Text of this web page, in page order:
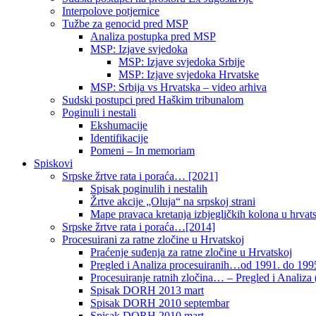
Interpolove potjernice
Tužbe za genocid pred MSP
Analiza postupka pred MSP
MSP: Izjave svjedoka
MSP: Izjave svjedoka Srbije
MSP: Izjave svjedoka Hrvatske
MSP: Srbija vs Hrvatska – video arhiva
Sudski postupci pred Haškim tribunalom
Poginuli i nestali
Ekshumacije
Identifikacije
Pomeni – In memoriam
Spiskovi
Srpske žrtve rata i poraća… [2021]
Spisak poginulih i nestalih
Žrtve akcije „Oluja“ na srpskoj strani
Mape pravaca kretanja izbjegličkih kolona u
Srpske žrtve rata i poraća…[2014]
Procesuirani za ratne zločine u Hrvatskoj
Praćenje suđenja za ratne zločine u Hrvatskoj
Pregled i Analiza procesuiranih…od 1991. do
Procesuiranje ratnih zločina… – Pregled i Analiza
Spisak DORH 2013 mart
Spisak DORH 2010 septembar